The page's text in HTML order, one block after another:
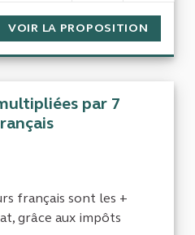
VOIR LA PROPOSITION
par 7
français sont les +
grâce aux impôts